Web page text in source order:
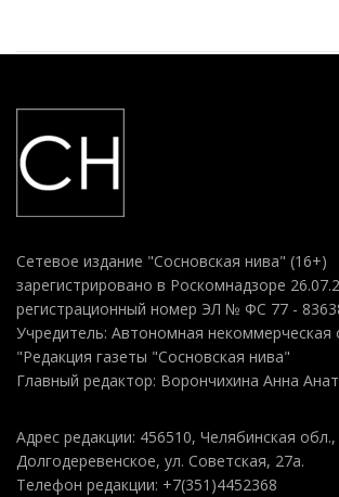
Сетевое издание "Сосновская нива" (16+)
зарегистрировано в Роскомнадзоре
регистрационный номер ЭЛ № ФС 77 -
Учредитель: Автономная некоммерческая
"Редакция газеты "Сосновская нива"
Главный редактор: Ворончихина Анна
Адрес редакции: 456510, Челябинская обл.,
Долгодеревенское, ул. Советская, 27а.
Телефон редакции: +7(351)4452368